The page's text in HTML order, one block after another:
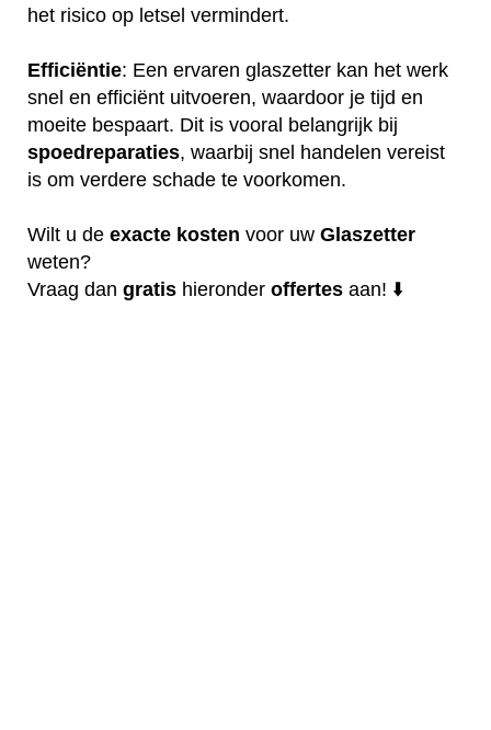
het risico op letsel vermindert.
Efficiëntie: Een ervaren glaszetter kan het werk
snel en efficiënt uitvoeren, waardoor je tijd en
moeite bespaart. Dit is vooral belangrijk bij
spoedreparaties, waarbij snel handelen vereist
is om verdere schade te voorkomen.
Wilt u de exacte kosten voor uw Glaszetter
weten?
Vraag dan gratis hieronder offertes aan! ⬇️